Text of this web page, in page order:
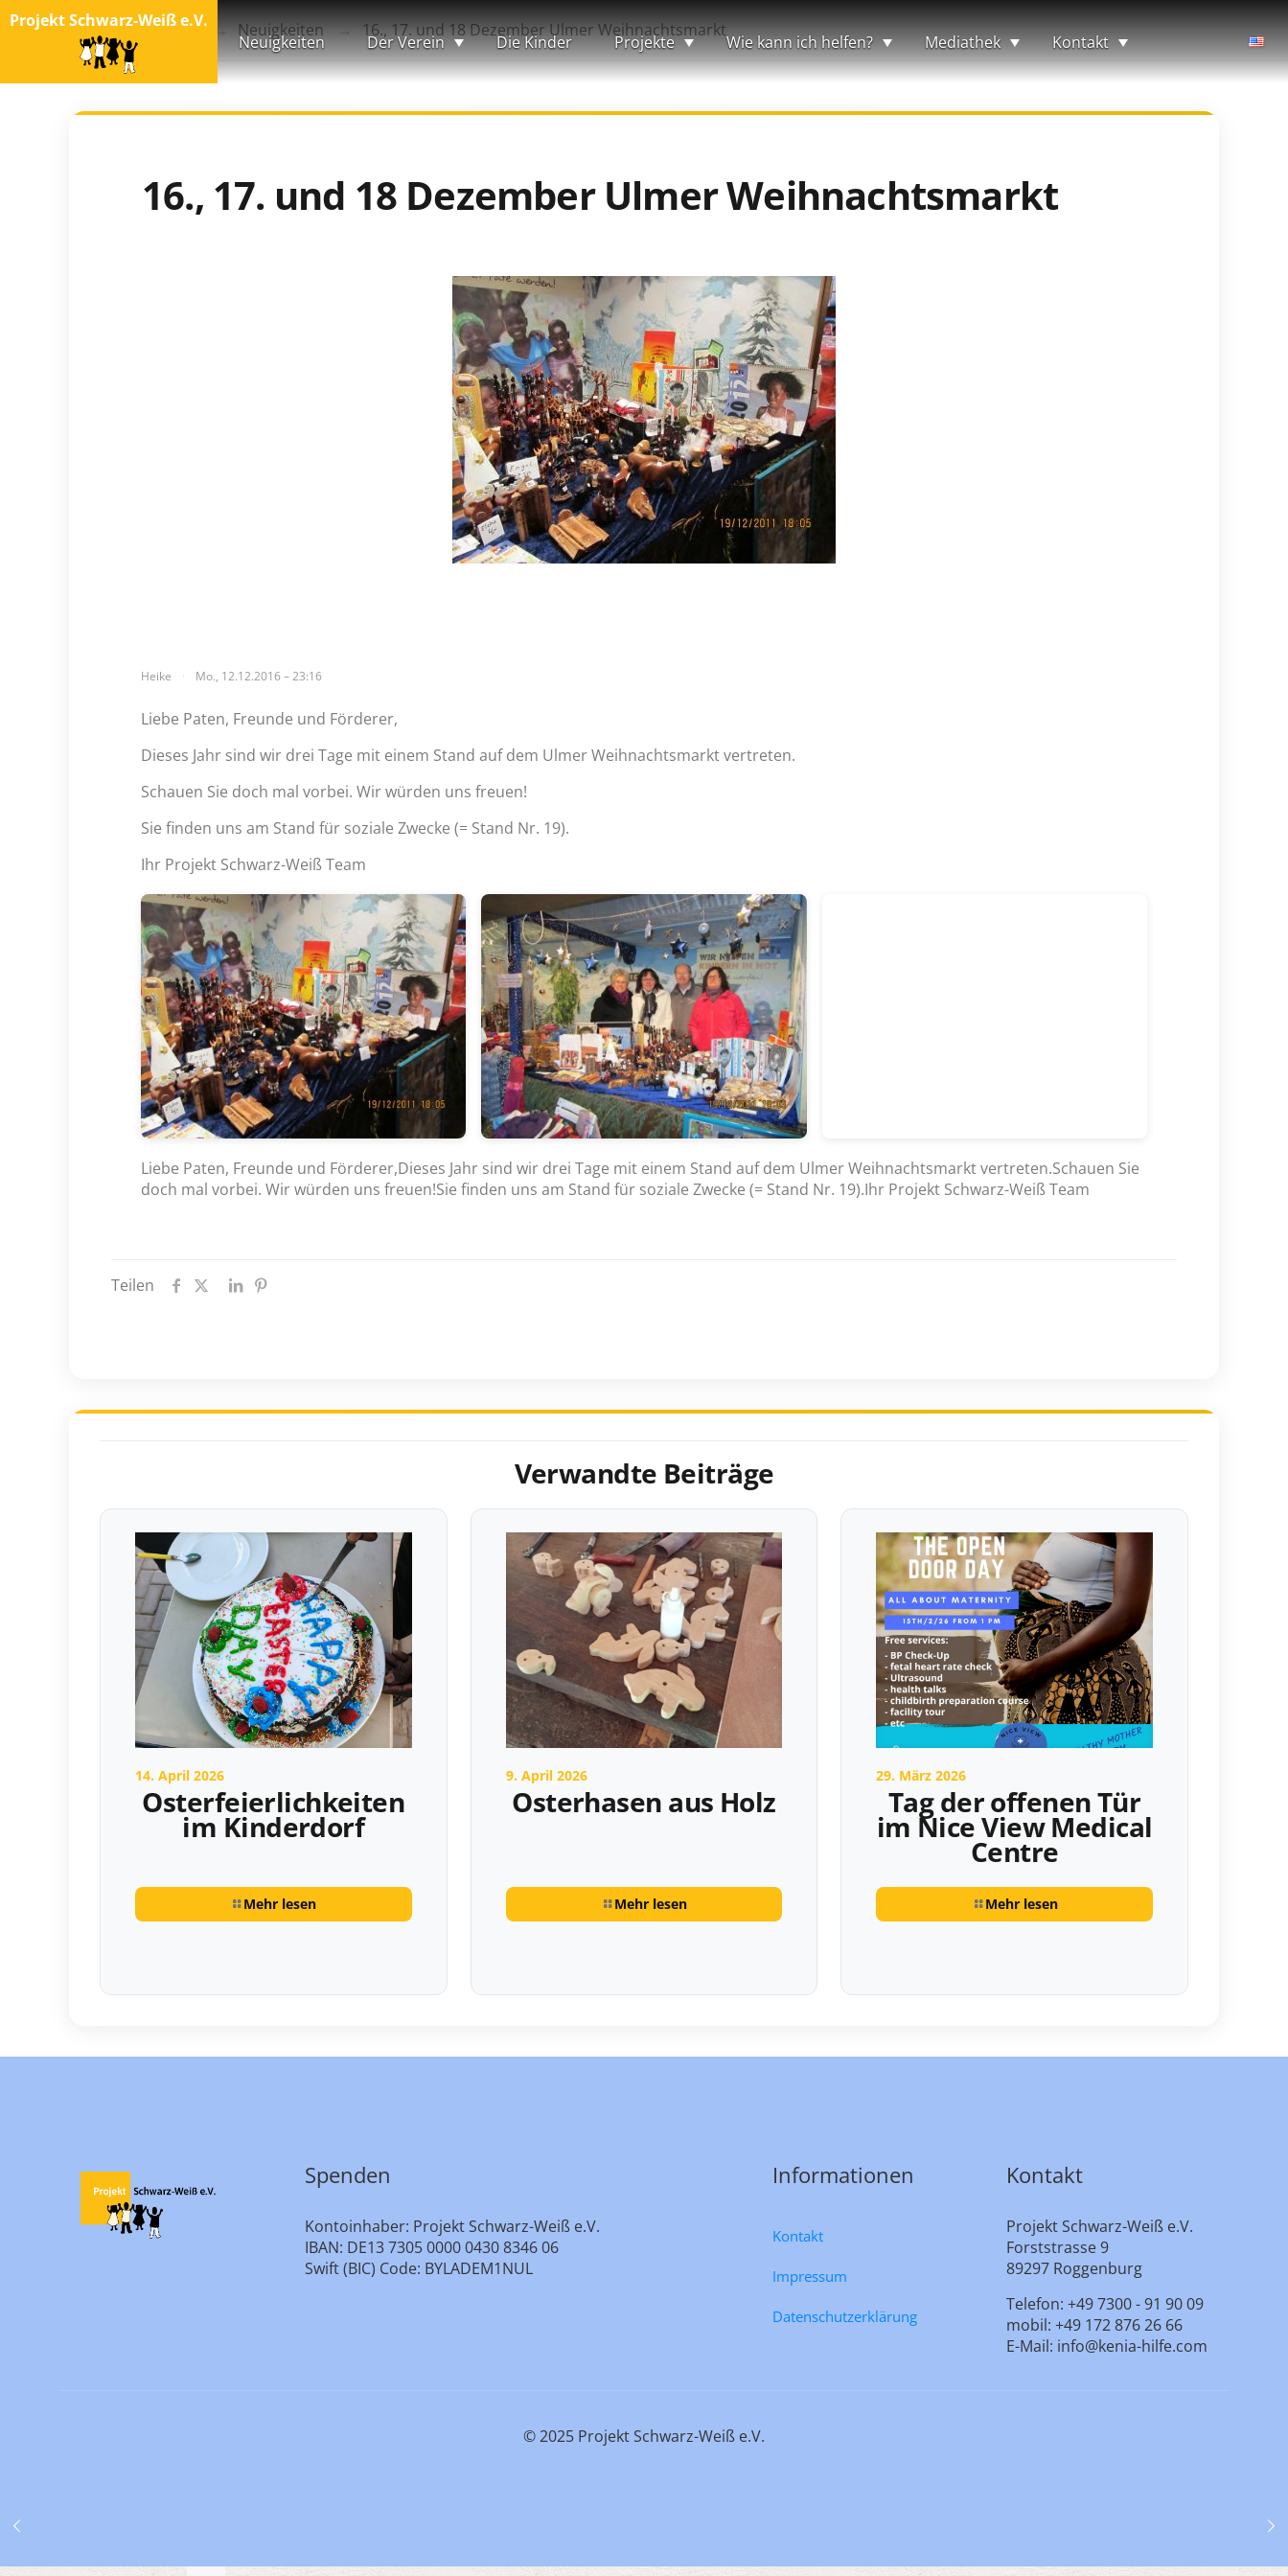
Projekt Schwarz-Weiß e.V.
Neuigkeiten
Der Verein Die Kinder Projekte Wie kann ich helfen? Mediathek Kontakt
Startseite Blog Neuigkeiten 16., 17. und 18 Dezember Ulmer Weihnachtsmarkt
16., 17. und 18 Dezember Ulmer Weihnachtsmarkt
Heike Mo., 12.12.2016 – 23:16
Liebe Paten, Freunde und Förderer,
Dieses Jahr sind wir drei Tage mit einem Stand auf dem Ulmer Weihnachtsmarkt vertreten.
Schauen Sie doch mal vorbei. Wir würden uns freuen!
Sie finden uns am Stand für soziale Zwecke (= Stand Nr. 19).
Ihr Projekt Schwarz-Weiß Team
Liebe Paten, Freunde und Förderer,Dieses Jahr sind wir drei Tage mit einem Stand auf dem Ulmer Weihnachtsmarkt vertreten.Schauen Sie
doch mal vorbei. Wir würden uns freuen!Sie finden uns am Stand für soziale Zwecke (= Stand Nr. 19).Ihr Projekt Schwarz-Weiß Team
Teilen
Verwandte Beiträge
14. April 2026
Osterfeierlichkeiten
im Kinderdorf
Mehr lesen
9. April 2026
Osterhasen aus Holz
Mehr lesen
29. März 2026
Tag der offenen Tür
im Nice View Medical
Centre
Mehr lesen
Spenden
Kontoinhaber: Projekt Schwarz-Weiß e.V.
IBAN: DE13 7305 0000 0430 8346 06
Swift (BIC) Code: BYLADEM1NUL
Informationen
Kontakt
Impressum
Datenschutzerklärung
Kontakt
Projekt Schwarz-Weiß e.V.
Forststrasse 9
89297 Roggenburg
Telefon: +49 7300 - 91 90 09
mobil: +49 172 876 26 66
E-Mail: info@kenia-hilfe.com
© 2025 Projekt Schwarz-Weiß e.V.